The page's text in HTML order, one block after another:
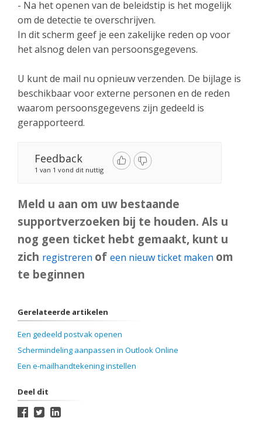
- Na het openen van de beleidstip is het mogelijk
om de detectie te overschrijven.
In dit scherm geef je een zakelijke reden op voor
het alsnog delen van persoonsgegevens.
U kunt de mail nu opnieuw verzenden. De bijlage is
beschikbaar voor externe personen en de reden
waarom persoonsgegevens zijn gedeeld is
gerapporteerd.
Feedback
1 van 1 vond dit nuttig
Meld u aan om uw bestaande
supportverzoeken bij te houden. Als u
nog geen ticket hebt gemaakt, kunt u
zich registreren of een nieuw ticket maken om
te beginnen
Gerelateerde artikelen
Een gedeeld postvak openen
Schermindeling aanpassen in Outlook Online
Een e-mailhandtekening instellen
Deel dit